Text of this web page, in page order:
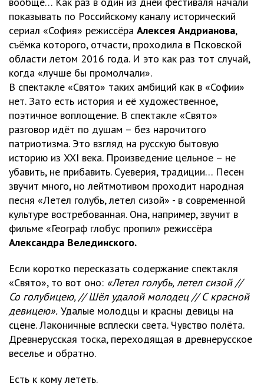
показывать по Российскому каналу исторический
сериал «София» режиссёра Алексея Андрианова,
съёмка которого, отчасти, проходила в Псковской
области летом 2016 года. И это как раз тот случай,
когда «лучше бы промолчали».
В спектакле «Свято» таких амбиций как в «Софии»
нет. Зато есть история и её художественное,
поэтичное воплощение. В спектакле «Свято»
разговор идёт по душам – без нарочитого
патриотизма. Это взгляд на русскую бытовую
историю из XXI века. Произведение цельное – не
убавить, не прибавить. Суеверия, традиции… Песен
звучит много, но лейтмотивом проходит народная
песня «Летел голубь, летел сизой» - в современной
культуре востребованная. Она, например, звучит в
фильме «Географ глобус пропил» режиссёра
Александра Велединского.
Если коротко пересказать содержание спектакля
«Свято», то вот оно: «Летел голубь, летел сизой //
Со голубицею, // Шёл удалой молодец // С красной
девицею». Удалые молодцы и красны девицы на
сцене. Лаконичные всплески света. Чувство полёта.
Древнерусская тоска, переходящая в древнерусское
веселье и обратно.
Есть к кому лететь.